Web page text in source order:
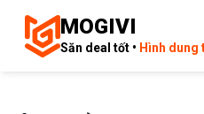
MOGIVI
Săn deal tốt • Hình dung